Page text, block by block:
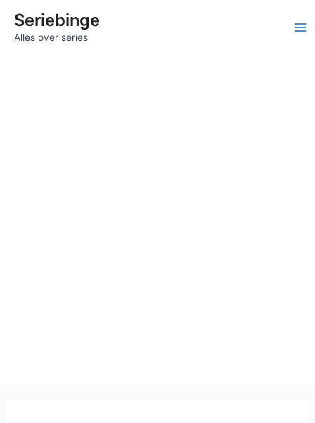
naarSeriebinge
Alles over series